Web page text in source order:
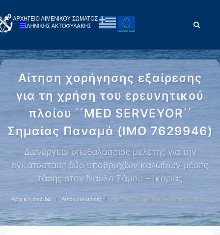
Αίτηση χορήγησης εξαίρεσης
για τη χρήση του ερευνητικού
πλοίου ΄΄ΜED SERVEYOR΄΄
Σημαίας Παναμά (ΙΜΟ 7629946)
Διενέργεια υποθαλάσσιας μελέτης για την
εγκατάσταση δύο υποβρυχίων καλωδίων μέσης
τάσης στον δίαυλο Σάμου – Ικαρίας
Αρχική σελίδα Ανακοινώσεις Αίτηση χορήγησης εξαίρεσης για …